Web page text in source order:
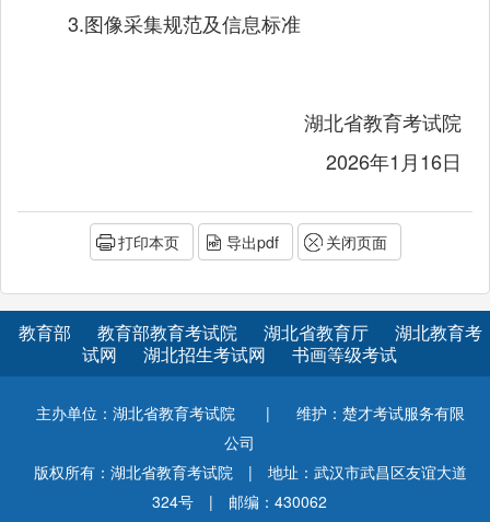
3.图像采集规范及信息标准
湖北省教育考试院
2026年1月16日
打印本页 导出pdf 关闭页面
教育部 教育部教育考试院 湖北省教育厅
湖北教育考
试网
湖北招生考试网 书画等级考试
主办单位：湖北省教育考试院 |
维护：楚才考试服务有限
公司
版权所有：湖北省教育考试院
|
地址：武汉市武昌区友谊大道
324号
|
邮编：430062